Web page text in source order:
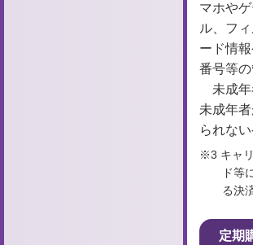
マホや
ル、フ
ード情
番号等
未成
未成年
られな
※3 キャ
ド等
る決
定期